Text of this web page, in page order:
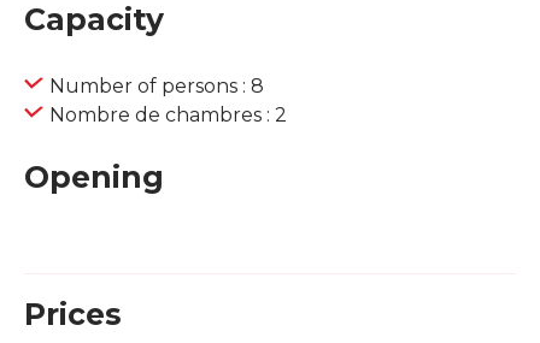
Capacity
Number of persons : 8
Nombre de chambres : 2
Opening
Prices